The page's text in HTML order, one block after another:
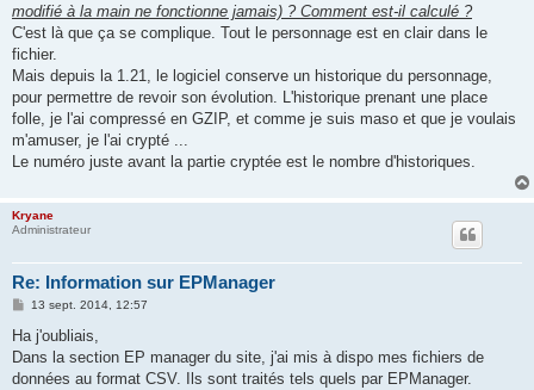
modifié à la main ne fonctionne jamais) ? Comment est-il calculé ?
C'est là que ça se complique. Tout le personnage est en clair dans le
fichier.
Mais depuis la 1.21, le logiciel conserve un historique du personnage,
pour permettre de revoir son évolution. L'historique prenant une place
folle, je l'ai compressé en GZIP, et comme je suis maso et que je voulais
m'amuser, je l'ai crypté ...
Le numéro juste avant la partie cryptée est le nombre d'historiques.
Kryane
Administrateur
Re: Information sur EPManager
M
s
a
g
13 sept. 2014, 12:57
Ha j'oubliais,
Dans la section EP manager du site, j'ai mis à dispo mes fichiers de
données au format CSV. Ils sont traités tels quels par EPManager.